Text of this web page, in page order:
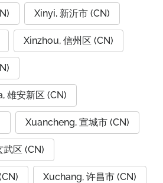
Xinyi, 新沂市 (CN)
Xinzhou, 信州区 (CN)
雄安新区 (CN)
Xuancheng, 宣城市 (CN)
区 (CN)
Xuchang, 许昌市 (CN)